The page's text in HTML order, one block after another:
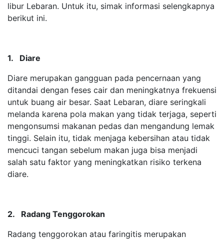
libur Lebaran. Untuk itu, simak informasi selengkapnya
berikut ini.
1. Diare
Diare merupakan gangguan pada pencernaan yang
ditandai dengan feses cair dan meningkatnya frekuensi
untuk buang air besar. Saat Lebaran, diare seringkali
melanda karena pola makan yang tidak terjaga, seperti
mengonsumsi makanan pedas dan mengandung lemak
tinggi. Selain itu, tidak menjaga kebersihan atau tidak
mencuci tangan sebelum makan juga bisa menjadi
salah satu faktor yang meningkatkan risiko terkena
diare.
2. Radang Tenggorokan
Radang tenggorokan atau faringitis merupakan